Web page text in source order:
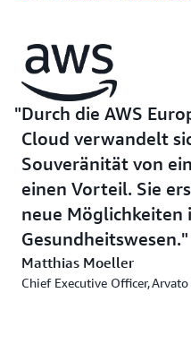
Durch die AWS
Cloud verwandelt
Souveränität von
einen Vorteil. Sie
neue Möglichkeiten
Gesundheitswesen.
Matthias Moeller
Chief Executive Officer,